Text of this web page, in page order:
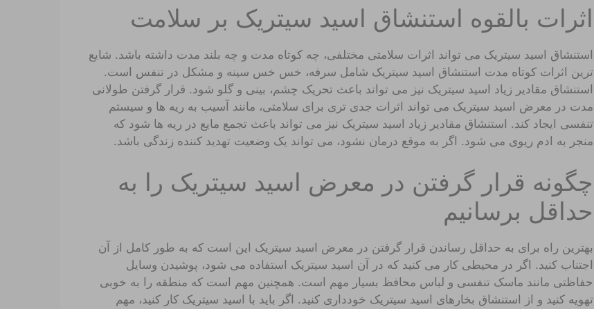
اثرات بالقوه استنشاق اسید سیتریک بر سلامت
استنشاق اسید سیتریک می تواند اثرات سلامتی مختلفی، چه کوتاه مدت و چه بلند مدت داشته باشد. شایع
ترین اثرات کوتاه مدت استنشاق اسید سیتریک شامل سرفه، خس خس سینه و مشکل در تنفس است.
استنشاق مقادیر زیاد اسید سیتریک نیز می تواند باعث تحریک چشم، بینی و گلو شود. قرار گرفتن طولانی
مدت در معرض اسید سیتریک می تواند اثرات جدی تری برای سلامتی، مانند آسیب به ریه ها و سیستم
تنفسی ایجاد کند. استنشاق مقادیر زیاد اسید سیتریک نیز می تواند باعث تجمع مایع در ریه ها شود که
منجر به ادم ریوی می شود. اگر به موقع درمان نشود، می تواند یک وضعیت تهدید کننده زندگی باشد.
چگونه قرار گرفتن در معرض اسید سیتریک را به
حداقل برسانیم
بهترین راه برای به حداقل رساندن قرار گرفتن در معرض اسید سیتریک این است که به طور کامل از آن
اجتناب کنید. اگر در محیطی کار می کنید که در آن اسید سیتریک استفاده می شود، پوشیدن وسایل
حفاظتی مانند ماسک تنفسی و لباس محافظ بسیار مهم است. همچنین مهم است که منطقه را به خوبی
تهویه کنید و از استنشاق بخارهای اسید سیتریک خودداری کنید. اگر باید با اسید سیتریک کار کنید، مهم